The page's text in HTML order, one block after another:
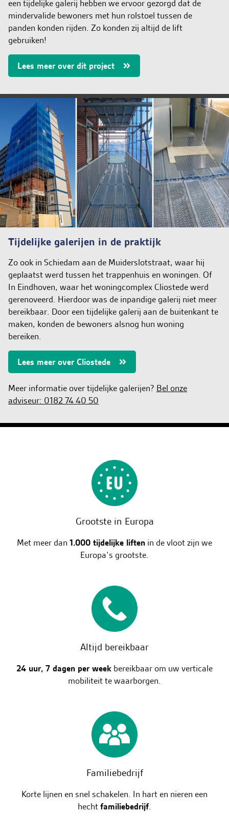
een tijdelijke galerij hebben we ervoor gezorgd dat de
mindervalide bewoners met hun rolstoel tussen de
panden konden rijden. Zo konden zij altijd de lift
gebruiken!
Lees meer over dit project
Tijdelijke galerijen in de praktijk
Zo ook in Schiedam aan de Muiderslotstraat, waar hij
geplaatst werd tussen het trappenhuis en woningen. Of
In Eindhoven, waar het woningcomplex Cliostede werd
gerenoveerd. Hierdoor was de inpandige galerij niet meer
bereikbaar. Door een tijdelijke galerij aan de buitenkant te
maken, konden de bewoners alsnog hun woning
bereiken.
Lees meer over Cliostede
Meer informatie over tijdelijke galerijen? Bel onze
adviseur: 0182 74 40 50
Grootste in Europa
Met meer dan 1.000 tijdelijke liften in de vloot zijn we
Europa’s grootste.
Altijd bereikbaar
24 uur, 7 dagen per week bereikbaar om uw verticale
mobiliteit te waarborgen.
Familiebedrijf
Korte lijnen en snel schakelen. In hart en nieren een
hechtfamiliebedrijf.